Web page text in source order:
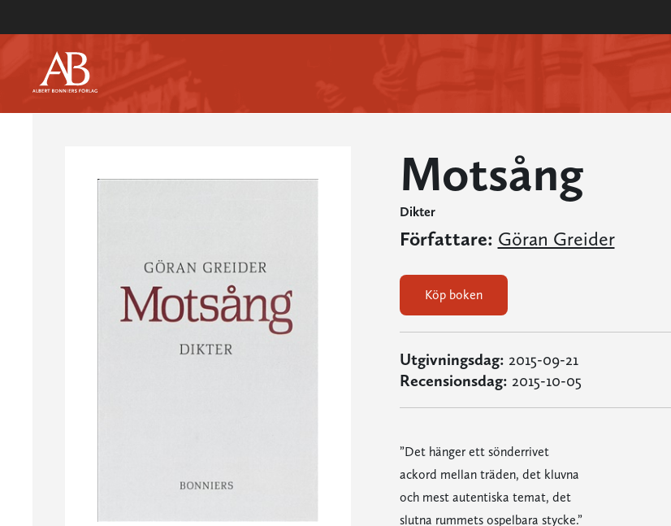
Motsång
Dikter
Författare: Göran Greider
Köp boken
Utgivningsdag: 2015-09-21
Recensionsdag: 2015-10-05
”Det hänger ett sönderrivet
ackord mellan träden, det kluvna
och mest autentiska temat, det
slutna rummets ospelbara stycke.”